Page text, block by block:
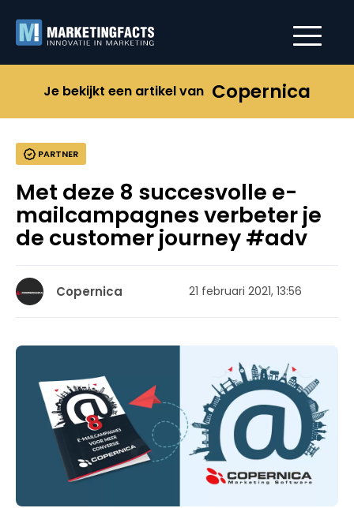
Je bekijkt een artikel van Copernica
PARTNER
Met deze 8 succesvolle e-
mailcampagnes verbeter je
de customer journey #adv
Copernica 21 februari 2021, 13:56